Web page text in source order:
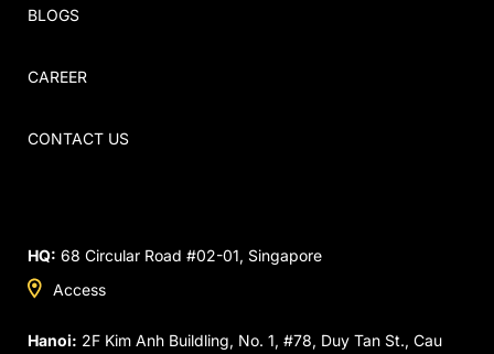
BLOGS
CAREER
CONTACT US
HQ: 68 Circular Road #02-01, Singapore
Access
Hanoi: 2F Kim Anh Buildling, No. 1, #78, Duy Tan St., Cau